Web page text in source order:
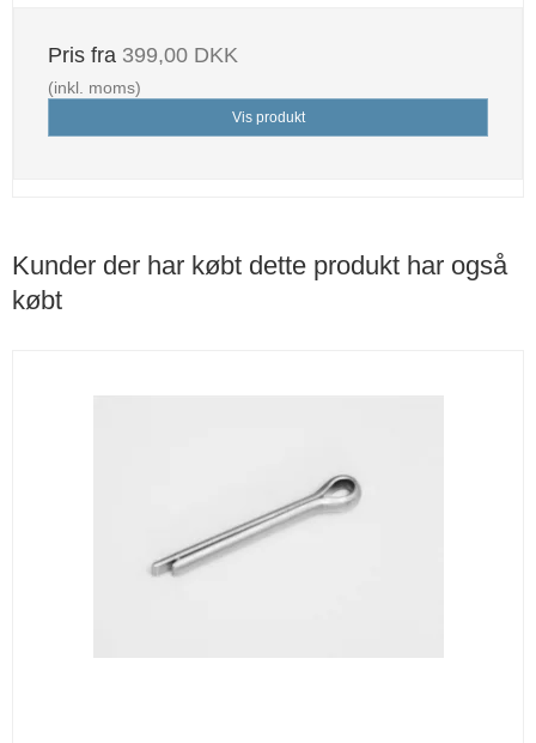
Pris fra 399,00 DKK
(inkl. moms)
Vis produkt
Kunder der har købt dette produkt har også
købt